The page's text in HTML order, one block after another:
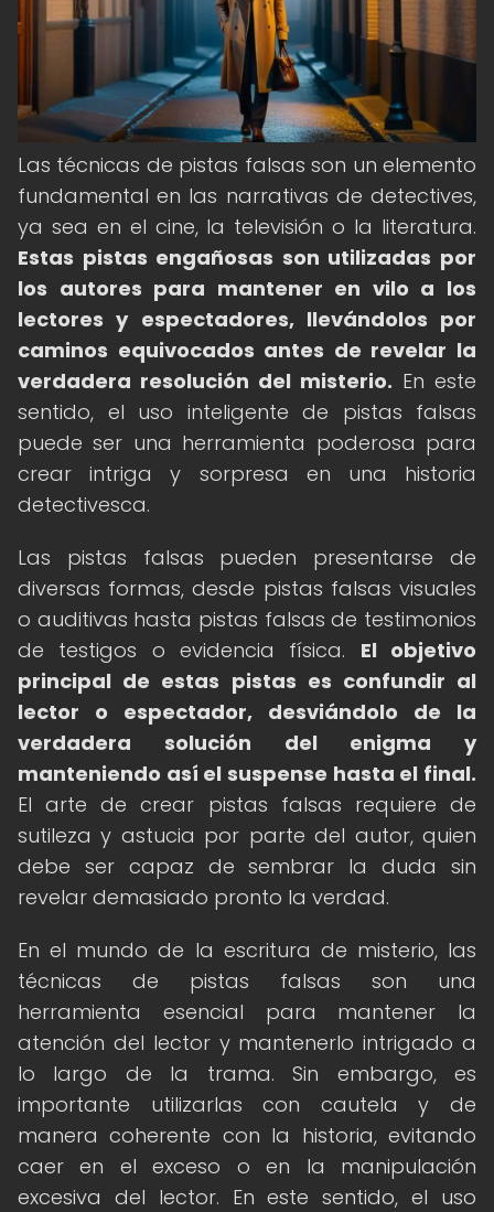
Las técnicas de pistas falsas son un elemento
fundamental en las narrativas de detectives,
ya sea en el cine, la televisión o la literatura.
Estas pistas engañosas son utilizadas por
los autores para mantener en vilo a los
lectores y espectadores, llevándolos por
caminos equivocados antes de revelar la
verdadera resolución del misterio. En este
sentido, el uso inteligente de pistas falsas
puede ser una herramienta poderosa para
crear intriga y sorpresa en una historia
detectivesca.
Las pistas falsas pueden presentarse de
diversas formas, desde pistas falsas visuales
o auditivas hasta pistas falsas de testimonios
de testigos o evidencia física. El objetivo
principal de estas pistas es confundir al
lector o espectador, desviándolo de la
verdadera solución del enigma y
manteniendo así el suspense hasta el final.
El arte de crear pistas falsas requiere de
sutileza y astucia por parte del autor, quien
debe ser capaz de sembrar la duda sin
revelar demasiado pronto la verdad.
En el mundo de la escritura de misterio, las
técnicas de pistas falsas son una
herramienta esencial para mantener la
atención del lector y mantenerlo intrigado a
lo largo de la trama. Sin embargo, es
importante utilizarlas con cautela y de
manera coherente con la historia, evitando
caer en el exceso o en la manipulación
excesiva del lector. En este sentido, el uso